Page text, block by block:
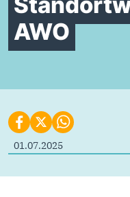
AWO
01.07.2025